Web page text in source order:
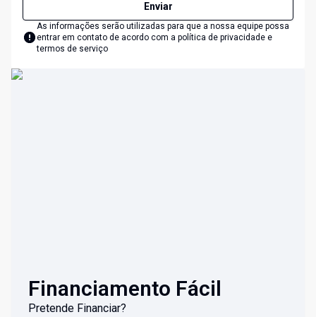
Enviar
As informações serão utilizadas para que a nossa equipe possa
entrar em contato de acordo com a política de privacidade e
termos de serviço
Financiamento Fácil
Pretende Financiar?